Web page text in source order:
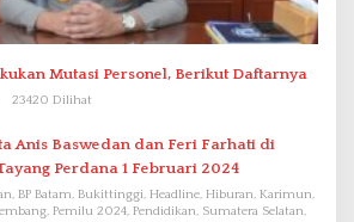
Mutasi Personel, Berikut Daftarnya
23420 Dilihat
Anis Baswedan dan Feri Farhati di
Perdana 1 Februari 2024
BP Batam, Bukittinggi, Headline, Hiburan, Karimun,
Pemilu 2024, Pendidikan, Sumatera Selatan,